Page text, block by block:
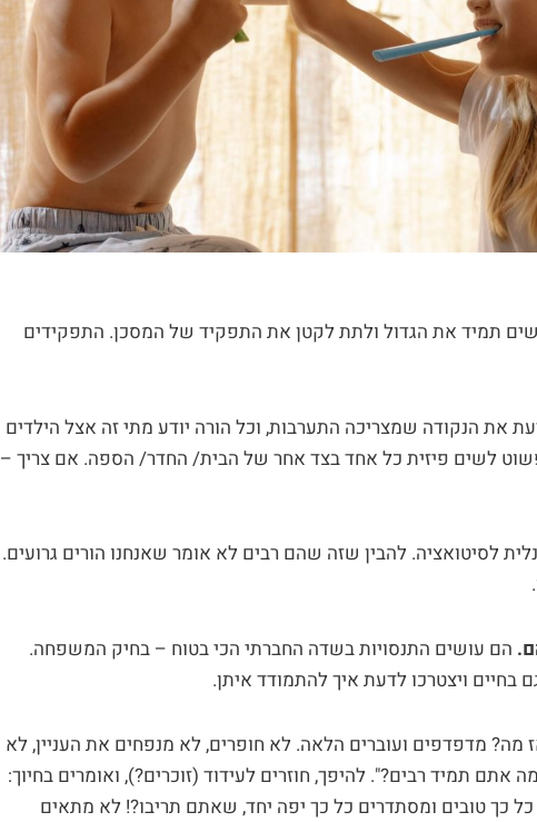
תמיד את הגדול ולתת לקטן את התפקיד של המסכן. התפקידים
את הנקודה שמצריכה התערבות, וכל הורה יודע מתי זה אצל הילדים
לשים פיזית כל אחד בצד אחר של הבית/ החדר/ הספה. אם צריך –
לסיטואציה. להבין שזה שהם רבים לא אומר שאנחנו הורים גרועים.
הם עושים התנסויות בשדה החברתי הכי בטוח – בחיק המשפחה.
בחיים ויצטרכו לדעת איך להתמודד איתן.
מה? מדפדפים ועוברים הלאה. לא חופרים, לא מנפחים את העניין, לא
תמיד רבים?". להיפך, חוזרים לעידוד (זוכרים?), ואומרים בחיוך:
כך טובים ומסתדרים כל כך יפה יחד, שאתם תריבו?! לא מתאים